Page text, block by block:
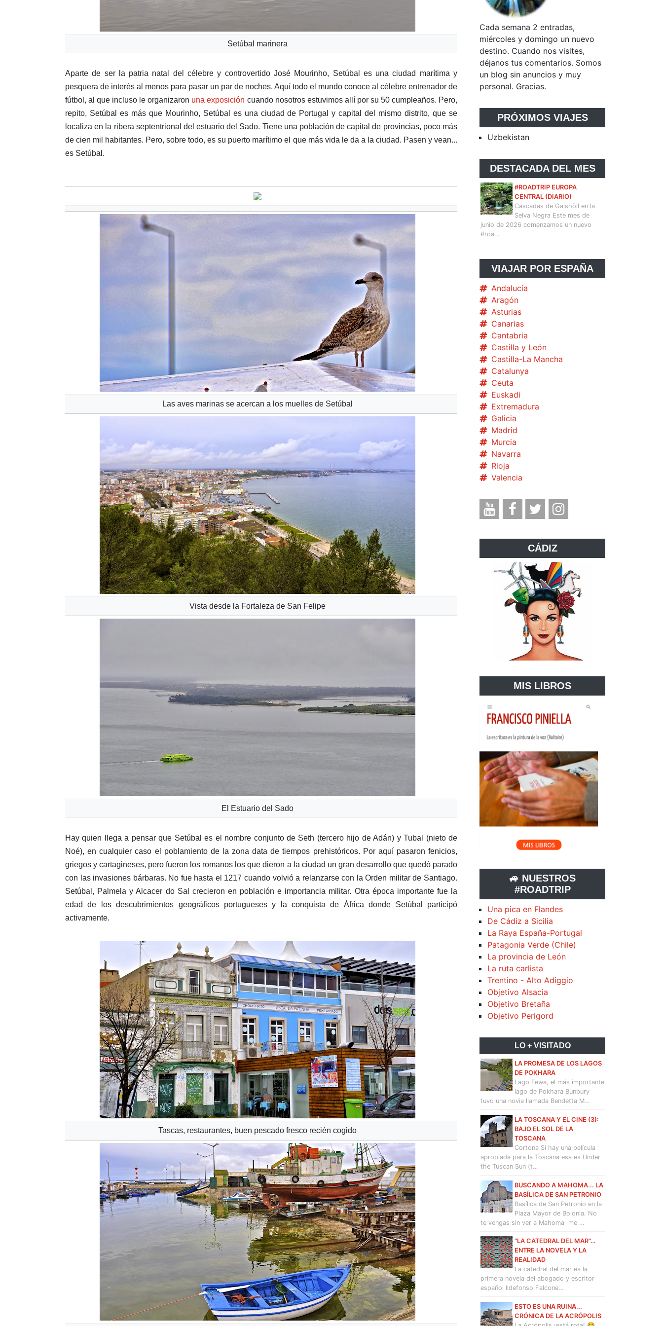
Setúbal marinera
Aparte de ser la patria natal del célebre y controvertido José Mourinho, Setúbal es una ciudad marítima y
pesquera de interés al menos para pasar un par de noches. Aquí todo el mundo conoce al célebre entrenador de
fútbol, al que incluso le organizaron una exposición cuando nosotros estuvimos allí por su 50 cumpleaños. Pero,
repito, Setúbal es más que Mourinho, Setúbal es una ciudad de Portugal y capital del mismo distrito, que se
localiza en la ribera septentrional del estuario del Sado. Tiene una población de capital de provincias, poco más
de cien mil habitantes. Pero, sobre todo, es su puerto marítimo el que más vida le da a la ciudad. Pasen y vean...
es Setúbal.
Las aves marinas se acercan a los muelles de Setúbal
Vista desde la Fortaleza de San Felipe
El Estuario del Sado
Hay quien llega a pensar que Setúbal es el nombre conjunto de Seth (tercero hijo de Adán) y Tubal (nieto de
Noé), en cualquier caso el poblamiento de la zona data de tiempos prehistóricos. Por aquí pasaron fenicios,
griegos y cartagineses, pero fueron los romanos los que dieron a la ciudad un gran desarrollo que quedó parado
con las invasiones bárbaras. No fue hasta el 1217 cuando volvió a relanzarse con la Orden militar de Santiago.
Setúbal, Palmela y Alcacer do Sal crecieron en población e importancia militar. Otra época importante fue la
edad de los descubrimientos geográficos portugueses y la conquista de África donde Setúbal participó
activamente.
Tascas, restaurantes, buen pescado fresco recién cogido
Cada semana 2 entradas,
miércoles y domingo un nuevo
destino. Cuando nos visites,
déjanos tus comentarios. Somos
un blog sin anuncios y muy
personal. Gracias.
PRÓXIMOS VIAJES
Uzbekistan
DESTACADA DEL MES
#ROADTRIP EUROPA
CENTRAL (DIARIO)
Cascadas de Gaishöll en la
Selva Negra Este mes de
junio de 2026 comenzamos un nuevo
#roa…
VIAJAR POR ESPAÑA
Andalucía
Aragón
Asturias
Canarias
Cantabria
Castilla y León
Castilla-La Mancha
Catalunya
Ceuta
Euskadi
Extremadura
Galicia
Madrid
Murcia
Navarra
Rioja
Valencia
CÁDIZ
MIS LIBROS
🚙 NUESTROS
#ROADTRIP
Una pica en Flandes
De Cádiz a Sicilia
La Raya España-Portugal
Patagonia Verde (Chile)
La provincia de León
La ruta carlista
Trentino - Alto Adiggio
Objetivo Alsacia
Objetivo Bretaña
Objetivo Perigord
LO + VISITADO
LA PROMESA DE LOS LAGOS
DE POKHARA
Lago Fewa, el más importante
lago de Pokhara Bunbury
tuvo una novia llamada Bendetta M…
LA TOSCANA Y EL CINE (3):
BAJO EL SOL DE LA
TOSCANA
Cortona Si hay una película
apropiada para la Toscana esa es Under
the Tuscan Sun (t…
BUSCANDO A MAHOMA... LA
BASÍLICA DE SAN PETRONIO
Basílica de San Petronio en la
Plaza Mayor de Bolonia. No
te vengas sin ver a Mahoma me …
"LA CATEDRAL DEL MAR"…
ENTRE LA NOVELA Y LA
REALIDAD
La catedral del mar es la
primera novela del abogado y escritor
español Ildefonso Falcone…
ESTO ES UNA RUINA...
CRÓNICA DE LA ACRÓPOLIS